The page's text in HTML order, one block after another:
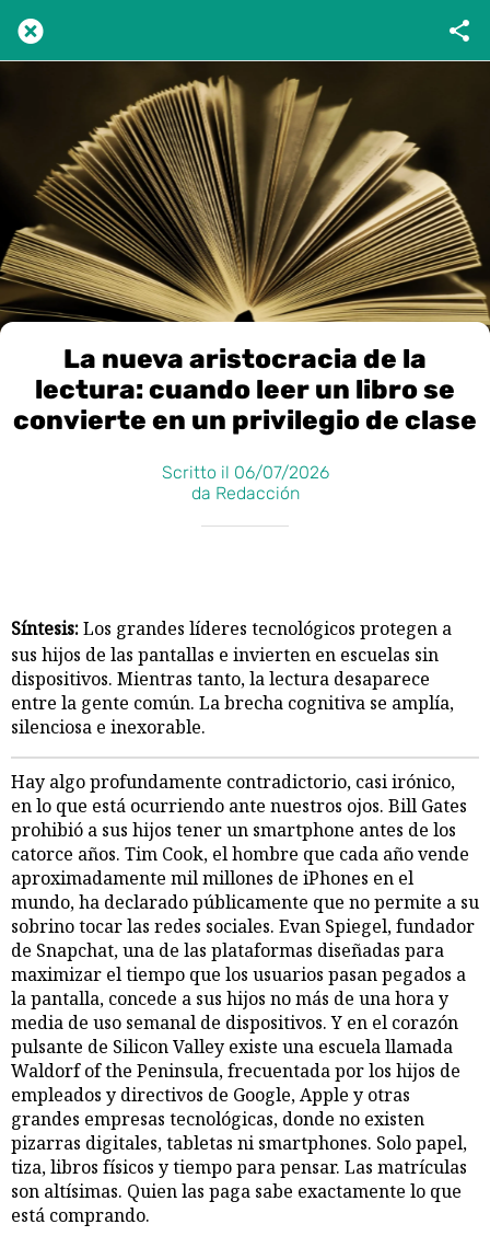
La nueva aristocracia de la
lectura: cuando leer un libro se
convierte en un privilegio de clase
Scritto il 06/07/2026
da Redacción
Síntesis:Los grandes líderes tecnológicos protegen a
sus hijos de las pantallas e invierten en escuelas sin
dispositivos. Mientras tanto, la lectura desaparece
entre la gente común. La brecha cognitiva se amplía,
silenciosa e inexorable.
Hay algo profundamente contradictorio, casi irónico,
en lo que está ocurriendo ante nuestros ojos. Bill Gates
prohibió a sus hijos tener un smartphone antes de los
catorce años. Tim Cook, el hombre que cada año vende
aproximadamente mil millones de iPhones en el
mundo, ha declarado públicamente que no permite a su
sobrino tocar las redes sociales. Evan Spiegel, fundador
de Snapchat, una de las plataformas diseñadas para
maximizar el tiempo que los usuarios pasan pegados a
la pantalla, concede a sus hijos no más de una hora y
media de uso semanal de dispositivos. Y en el corazón
pulsante de Silicon Valley existe una escuela llamada
Waldorf of the Peninsula, frecuentada por los hijos de
empleados y directivos de Google, Apple y otras
grandes empresas tecnológicas, donde no existen
pizarras digitales, tabletas ni smartphones. Solo papel,
tiza, libros físicos y tiempo para pensar. Las matrículas
son altísimas. Quien las paga sabe exactamente lo que
está comprando.